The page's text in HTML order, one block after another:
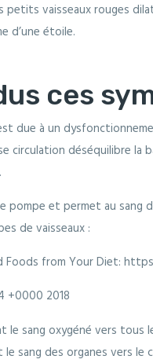
petits vaisseaux rouges
d’une étoile.
ces
due à un
circulation déséquilibre la
et permet au sang
de vaisseaux :
Foods from Your Diet:
+0000 2018
le sang oxygéné vers tous
sang des organes vers le